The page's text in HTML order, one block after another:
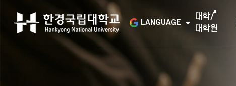
LANGUAGE
대학/
대학원